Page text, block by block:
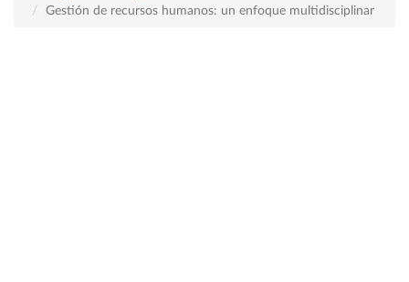
Gestión de recursos humanos: un enfoque multidisciplinar